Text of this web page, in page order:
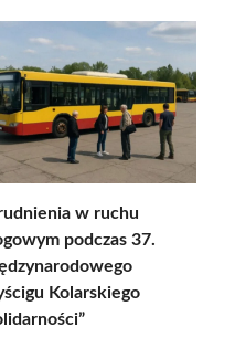
w ruchu
podczas 37.
Kolarskiego